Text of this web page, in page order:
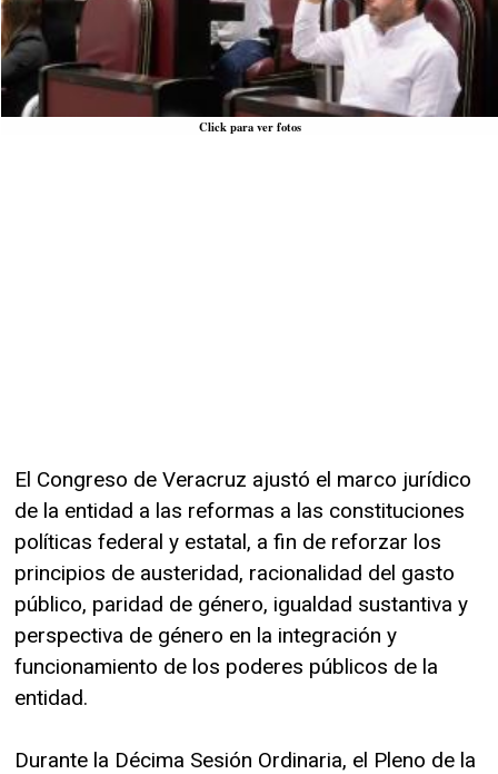
Click para ver fotos
El Congreso de Veracruz ajustó el marco jurídico
de la entidad a las reformas a las constituciones
políticas federal y estatal, a fin de reforzar los
principios de austeridad, racionalidad del gasto
público, paridad de género, igualdad sustantiva y
perspectiva de género en la integración y
funcionamiento de los poderes públicos de la
entidad.
Durante la Décima Sesión Ordinaria, el Pleno de la